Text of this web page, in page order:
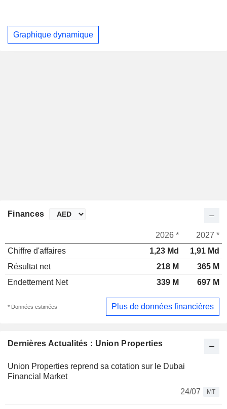
Graphique dynamique
Dernières Actualités : Union Properties
Union Properties reprend sa cotation sur le Dubai
Financial Market
24/07
MT
Finances
2026 *
2027 *
Chiffre d'affaires
1,23 Md
1,91 Md
Résultat net
218 M
365 M
Endettement Net
339 M 697 M
* Données estimées Plus de données financières